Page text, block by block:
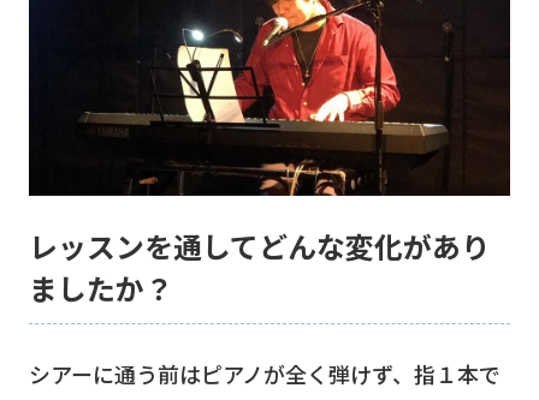
レッスンを通してどんな変化があり
ましたか？
シアーに通う前はピアノが全く弾けず、指１本で